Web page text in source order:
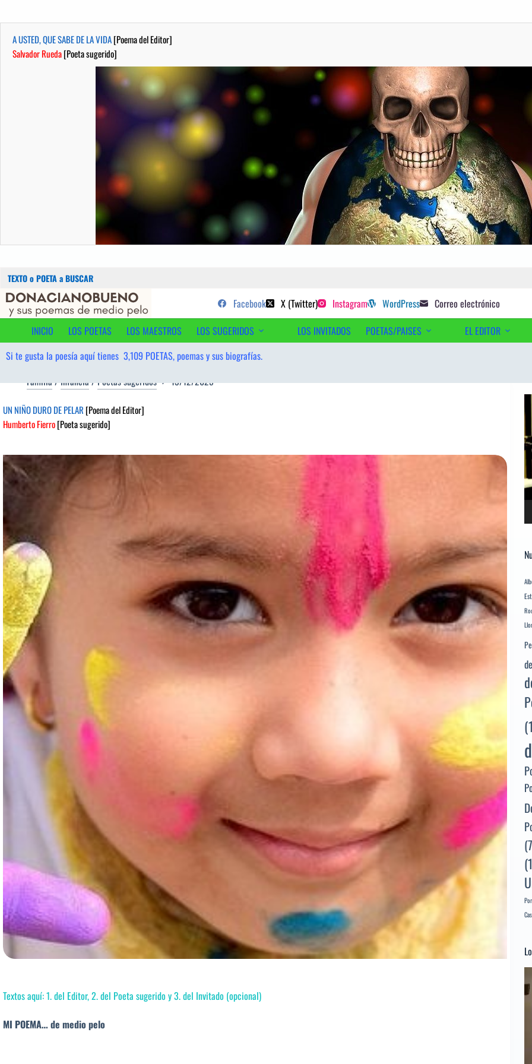
A USTED, QUE SABE DE LA VIDA[Poema del Editor]
Salvador Rueda[Poeta sugerido]
Saltar
contenido
...sus poemas de medio pelo y poetas sugeridos
Facebook X (Twitter) Instagram WordPress Correo electrónico
INICIO
LOS POETAS LOS MAESTROS LOS SUGERIDOS LOS INVITADOS POETAS/PAISES EL EDITOR
Si te gusta la poesía aquí tienes 3,109 POETAS, poemas y sus biografías.
Familia/Infancia/Poetas sugeridos 13/12/2025
UN NIÑO DURO DE PELAR [Poema del Editor]
Humberto Fierro[Poeta sugerido]
Textos aquí: 1. del Editor, 2. del Poeta sugerido y 3. del Invitado (opcional)
MI POEMA… de medio pelo
de
de